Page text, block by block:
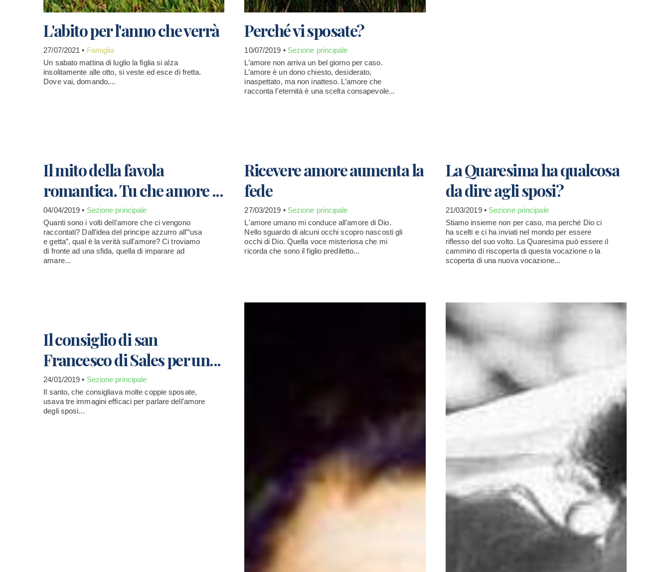
L'abito per l'anno che verrà
27/07/2021 • Famiglia
Un sabato mattina di luglio la figlia si alza
insolitamente alle otto, si veste ed esce di fretta.
Dove vai, domando....
Perché vi sposate?
10/07/2019 • Sezione principale
L’amore non arriva un bel giorno per caso.
L’amore è un dono chiesto, desiderato,
inaspettato, ma non inatteso. L’amore che
racconta l’eternità è una scelta consapevole...
Il mito della favola
romantica. Tu che amore ...
04/04/2019 • Sezione principale
Quanti sono i volti dell'amore che ci vengono
raccontati? Dall'idea del principe azzurro all'“usa
e getta”, qual è la verità sull'amore? Ci troviamo
di fronte ad una sfida, quella di imparare ad
amare...
Ricevere amore aumenta la
fede
27/03/2019 • Sezione principale
L'amore umano mi conduce all'amore di Dio.
Nello sguardo di alcuni occhi scopro nascosti gli
occhi di Dio. Quella voce misteriosa che mi
ricorda che sono il figlio prediletto...
La Quaresima ha qualcosa
da dire agli sposi?
21/03/2019 • Sezione principale
Stiamo insieme non per caso, ma perché Dio ci
ha scelti e ci ha inviati nel mondo per essere
riflesso del suo volto. La Quaresima può essere il
cammino di riscoperta di questa vocazione o la
scoperta di una nuova vocazione...
Il consiglio di san
Francesco di Sales per un...
24/01/2019 • Sezione principale
Il santo, che consigliava molte coppie sposate,
usava tre immagini efficaci per parlare dell'amore
degli sposi...